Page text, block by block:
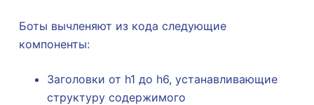
Боты вычленяют из кода следующие
компоненты:
Заголовки от h1 до h6, устанавливающие
структуру содержимого